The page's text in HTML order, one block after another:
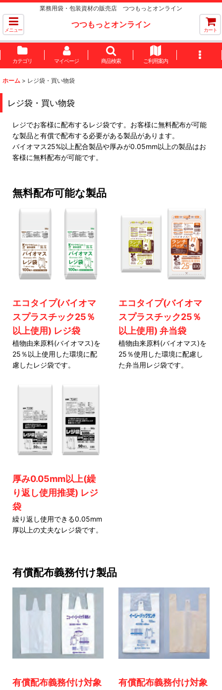
業務用袋・包装資材の販売店 つつもっとオンライン
メニュー
つつもっとオンライン
カート
カテゴリ マイページ 商品検索 ご利用案内
ホーム > レジ袋・買い物袋
レジ袋・買い物袋
レジでお客様に配布するレジ袋です。お客様に無料配布が可能
な製品と有償で配布する必要がある製品があります。
バイオマス25%以上配合製品や厚みが0.05mm以上の製品はお
客様に無料配布が可能です。
無料配布可能な製品
エコタイプ(バイオマ
スプラスチック25％
以上使用) レジ袋
植物由来原料(バイオマス)を
25％以上使用した環境に配
慮したレジ袋です。
エコタイプ(バイオマ
スプラスチック25％
以上使用) 弁当袋
植物由来原料(バイオマス)を
25％使用した環境に配慮し
た弁当用レジ袋です。
厚み0.05mm以上(繰
り返し使用推奨) レジ
袋
繰り返し使用できる0.05mm
厚以上の丈夫なレジ袋です。
有償配布義務付け製品
有償配布義務付け対象
有償配布義務付け対象